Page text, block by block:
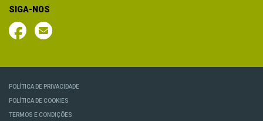
SIGA-NOS
POLÍTICA DE PRIVACIDADE
POLÍTICA DE COOKIES
TERMOS E CONDIÇÕES